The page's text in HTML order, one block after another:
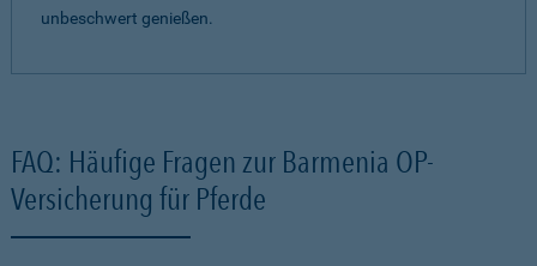
unbeschwert genießen.
FAQ: Häufige Fragen zur Barmenia OP-
Versicherung für Pferde